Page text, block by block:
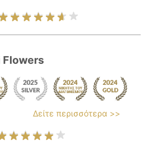
Flowers
Δείτε περισσότερα >>